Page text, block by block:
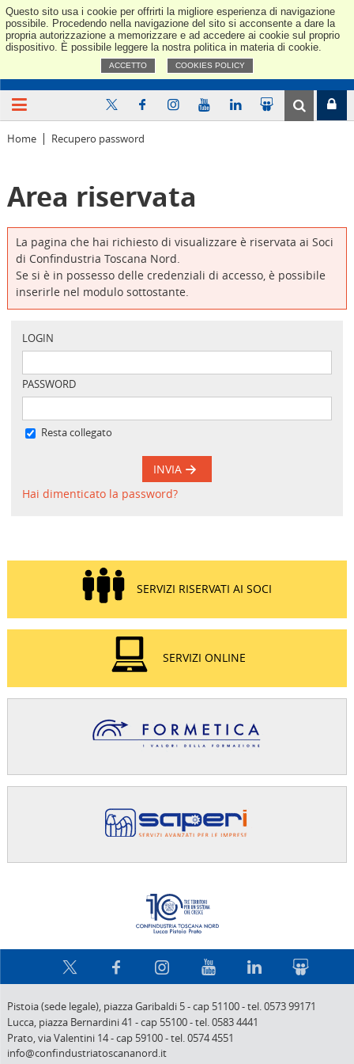
Questo sito usa i cookie per offrirti la migliore esperienza di navigazione
possibile. Procedendo nella navigazione del sito si acconsente a dare la
propria autorizzazione a memorizzare e ad accedere ai cookie sul proprio
dispositivo. È possibile leggere la nostra politica in materia di cookie.
ACCETTO COOKIES POLICY
Home Recupero password
Area riservata
La pagina che hai richiesto di visualizzare è riservata ai Soci
di Confindustria Toscana Nord.
Se si è in possesso delle credenziali di accesso, è possibile
inserirle nel modulo sottostante.
LOGIN
PASSWORD
Resta collegato
INVIA
Hai dimenticato la password?
SERVIZI RISERVATI AI SOCI
SERVIZI ONLINE
Pistoia (sede legale), piazza Garibaldi 5-cap 51100-tel. 0573 99171
Lucca, piazza Bernardini 41 -cap 55100-tel. 0583 4441
Prato,via Valentini 14-cap 59100-tel. 0574 4551
info@confindustriatoscananord.it